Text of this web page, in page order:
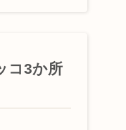
コ3か所